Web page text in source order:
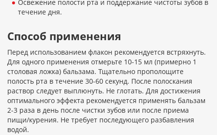
Освежение полости рта и поддержание чистоты зубов в
течение дня.
Способ применения
Перед использованием флакон рекомендуется встряхнуть.
Для одного применения отмерьте 10-15 мл (примерно 1
столовая ложка) бальзама. Тщательно прополощите
полость рта в течение 30-60 секунд. После полоскания
раствор следует выплюнуть. Не глотать. Для достижения
оптимального эффекта рекомендуется применять бальзам
2-3 раза в день после чистки зубов или после приема
пищи/курения. Не требует последующего разбавления
водой.